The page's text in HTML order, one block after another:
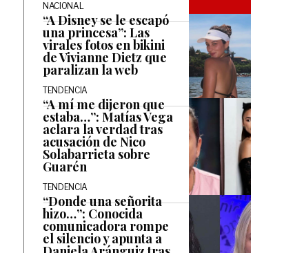
NACIONAL
“A Disney se le escapó
una princesa”: Las
virales fotos en bikini
de Vivianne Dietz que
paralizan la web
TENDENCIA
“A mí me dijeron que
estaba…”: Matías Vega
aclara la verdad tras
acusación de Nico
Solabarrieta sobre
Guarén
TENDENCIA
“Donde una señorita
hizo…”: Conocida
comunicadora rompe
el silencio y apunta a